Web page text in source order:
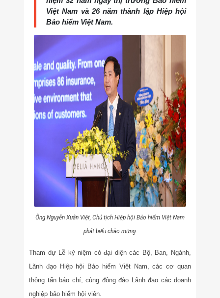
Việt Nam và 26 năm thành lập Hiệp hội
Bảo hiểm Việt Nam.
Ông Nguyễn Xuân Việt, Chủ tịch Hiệp hội Bảo hiểm Việt Nam
phát biểu chào mừng.
Tham dự Lễ kỷ niệm có đại diện các Bộ, Ban, Ngành,
Lãnh đạo Hiệp hội Bảo hiểm Việt Nam,các cơ quan
thông tấn báo chí, cùng đông đảo Lãnh đạo các doanh
nghiệp bảo hiểm hội viên.